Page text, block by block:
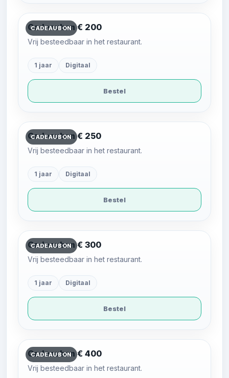
CADEAUBON
Cadeaubon € 200
Vrij besteedbaar in het restaurant.
1 jaar Digitaal
Bestel
CADEAUBON
Cadeaubon € 250
Vrij besteedbaar in het restaurant.
1 jaar Digitaal
Bestel
CADEAUBON
Cadeaubon € 300
Vrij besteedbaar in het restaurant.
1 jaar Digitaal
Bestel
CADEAUBON
Cadeaubon € 400
Vrij besteedbaar in het restaurant.